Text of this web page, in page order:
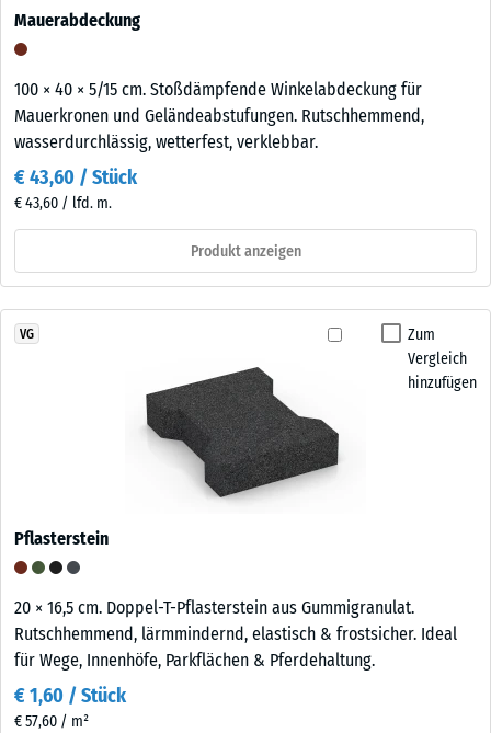
Mauerabdeckung
100 × 40 × 5/15 cm. Stoßdämpfende Winkelabdeckung für
Mauerkronen und Geländeabstufungen. Rutschhemmend,
wasserdurchlässig, wetterfest, verklebbar.
€ 43,60 / Stück
€ 43,60 / lfd. m.
Produkt anzeigen
Zum
Vergleich
hinzufügen
VG
Pflasterstein
20 × 16,5 cm. Doppel-T-Pflasterstein aus Gummigranulat.
Rutschhemmend, lärmmindernd, elastisch & frostsicher. Ideal
für Wege, Innenhöfe, Parkflächen & Pferdehaltung.
€ 1,60 / Stück
€ 57,60 / m²